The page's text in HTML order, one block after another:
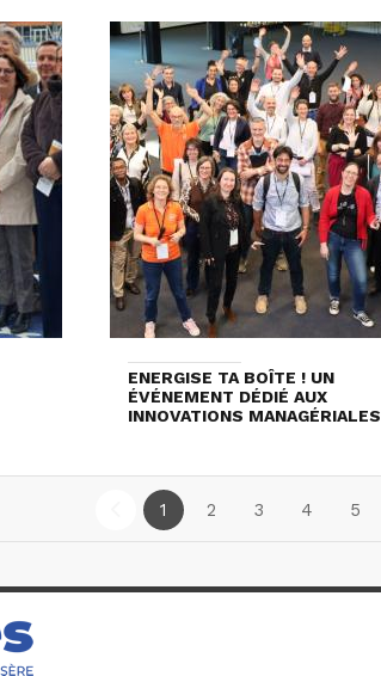
ENERGISE TA BOÎTE ! UN
ÉVÉNEMENT DÉDIÉ AUX
INNOVATIONS MANAGÉRIALES
1 2 3 4 5